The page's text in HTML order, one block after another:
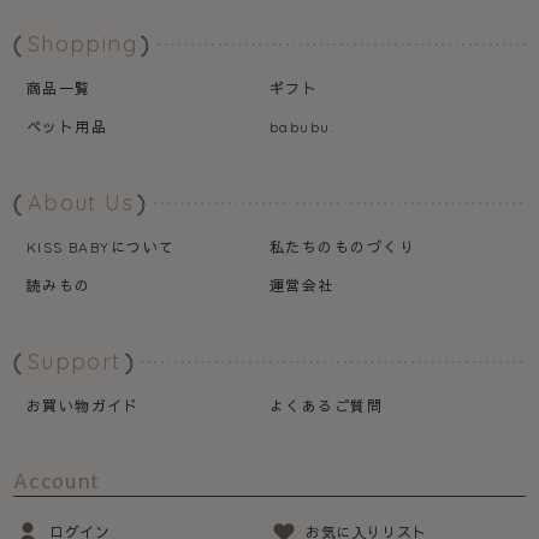
Shopping
商品一覧
ギフト
ペット用品
babubu.
About Us
KISS BABY について
私たちのものづくり
読みもの
運営会社
Support
お買い物ガイド よくあるご質問
Account
ログイン お気に入りリスト